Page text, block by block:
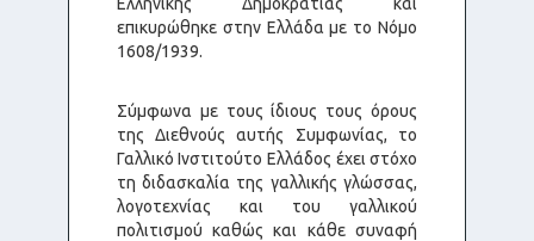
επικυρώθηκε στην Ελλάδα με το Νόμο
1608/1939.
Σύμφωνα με τους ίδιους τους όρους
της Διεθνούς αυτής Συμφωνίας, το
Γαλλικό Ινστιτούτο Ελλάδος έχει στόχο
τη διδασκαλία της γαλλικής γλώσσας,
λογοτεχνίας και του γαλλικού
πολιτισμού καθώς και κάθε συναφή